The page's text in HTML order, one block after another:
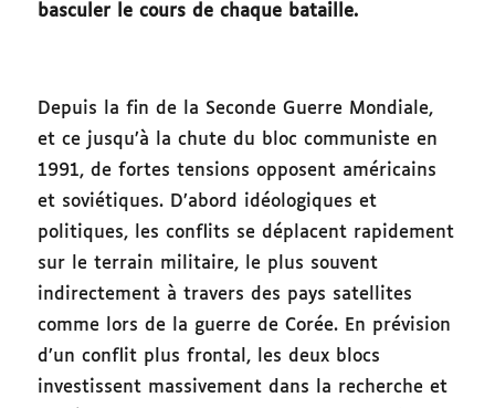
basculer le cours de chaque bataille.
Depuis la fin de la Seconde Guerre Mondiale,
et ce jusqu’à la chute du bloc communiste en
1991, de fortes tensions opposent américains
et soviétiques. D’abord idéologiques et
politiques, les conflits se déplacent rapidement
sur le terrain militaire, le plus souvent
indirectement à travers des pays satellites
comme lors de la guerre de Corée. En prévision
d’un conflit plus frontal, les deux blocs
investissent massivement dans la recherche et